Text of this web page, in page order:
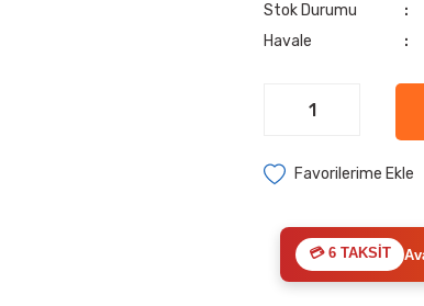
Stok Durumu
Havale
💳 6 TAKSİT